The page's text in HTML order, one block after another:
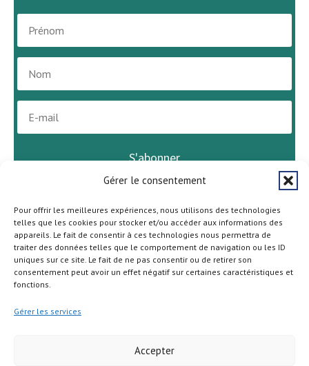
Gérer le consentement
Pour offrir les meilleures expériences, nous utilisons des technologies
telles que les cookies pour stocker et/ou accéder aux informations des
appareils. Le fait de consentir à ces technologies nous permettra de
traiter des données telles que le comportement de navigation ou les ID
uniques sur ce site. Le fait de ne pas consentir ou de retirer son
consentement peut avoir un effet négatif sur certaines caractéristiques et
fonctions.
Gérer les services
Accepter
S'abonner